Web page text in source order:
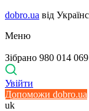
dobro.ua від
Меню
Зібрано 980 014
Увійти
Допоможи dobro.ua
uk